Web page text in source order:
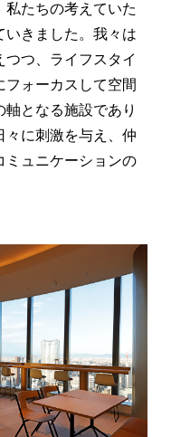
私たちの考えていた
いきました。我々は
つつ、ライフスタイ
フォーカスして空間
となる施設であり
々に刺激を与え、仲
ミュニケーションの